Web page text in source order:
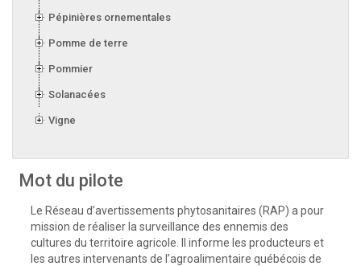
Pépinières ornementales
Pomme de terre
Pommier
Solanacées
Vigne
Mot du pilote
Le Réseau d’avertissements phytosanitaires (RAP) a pour
mission de réaliser la surveillance des ennemis des
cultures du territoire agricole. Il informe les producteurs et
les autres intervenants de l’agroalimentaire québécois de